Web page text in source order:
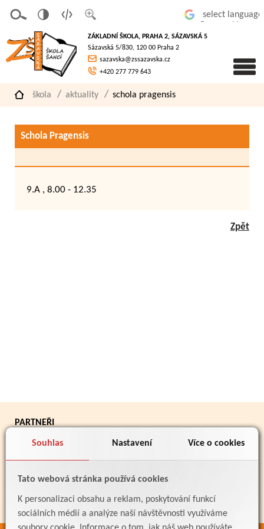
Souhlas Nastavení Více o cookies
Tato webová stránka používá cookies
K personalizaci obsahu a reklam, poskytování funkcí
sociálních médií a analýze naší návštěvnosti využíváme
písmo
á
verze
pro
slaboz
raké
ZÁKLADNÍ ŠKOLA, PRAHA 2, SÁZAVSKÁ 5
Sázavská 5/830, 120 00 Praha 2
sazavska@zssazavska.cz
+420 277 779 643
škola aktuality schola pragensis
Schola Pragensis
9.A , 8.00 - 12.35
Zpět
PARTNEŘI